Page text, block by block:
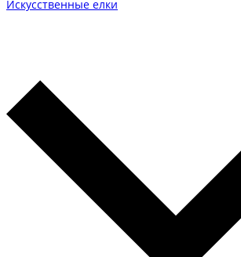
Искусственные елки